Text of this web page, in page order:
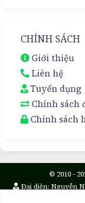
CHÍNH SÁCH
Giới thiệu
Liên hệ
Tuyển dụng
Chính sách
Chính sách
© 2010 -
Đại diện:
Trần Cung, Phường